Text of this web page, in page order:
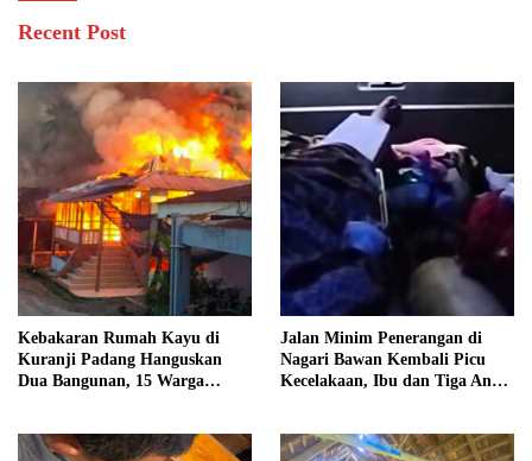
Recent Post
Kebakaran Rumah Kayu di
Kuranji Padang Hanguskan
Dua Bangunan, 15 Warga
Jalan Minim Penerangan di
Nagari Bawan Kembali Picu
Kecelakaan, Ibu dan Tiga Anak